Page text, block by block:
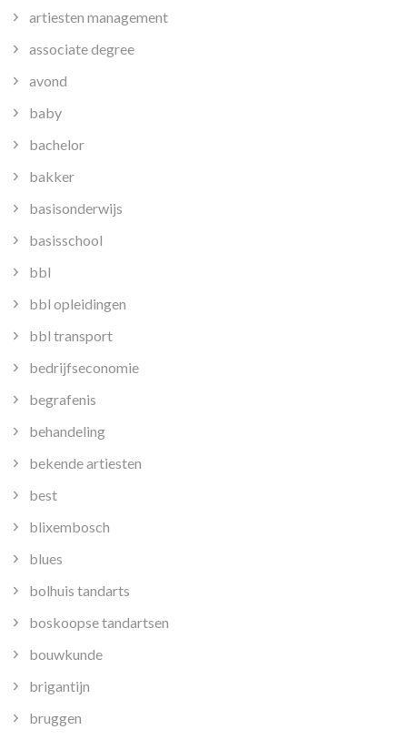
artiesten management
associate degree
avond
baby
bachelor
bakker
basisonderwijs
basisschool
bbl
bbl opleidingen
bbl transport
bedrijfseconomie
begrafenis
behandeling
bekende artiesten
best
blixembosch
blues
bolhuis tandarts
boskoopse tandartsen
bouwkunde
brigantijn
bruggen